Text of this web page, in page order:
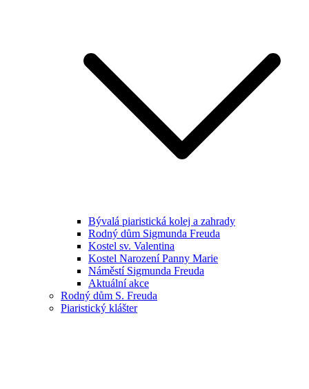
Bývalá piaristická kolej a zahrady
Rodný dům Sigmunda Freuda
Kostel sv. Valentina
Kostel Narození Panny Marie
Náměstí Sigmunda Freuda
Aktuální akce
Rodný dům S. Freuda
Piaristický klášter